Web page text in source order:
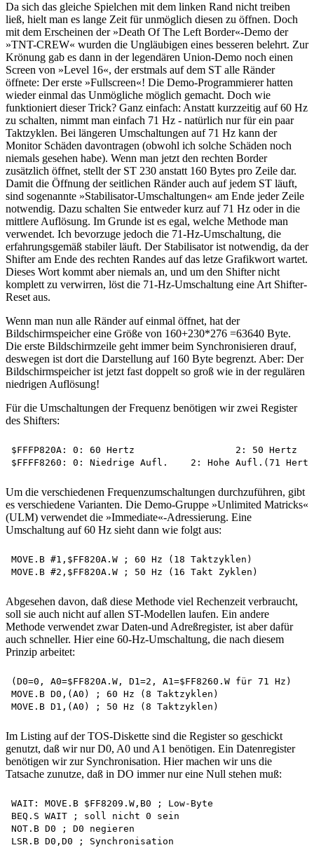
Da sich das gleiche Spielchen mit dem linken Rand nicht treiben
ließ, hielt man es lange Zeit für unmöglich diesen zu öffnen. Doch
mit dem Erscheinen der »Death Of The Left Border«-Demo der
»TNT-CREW« wurden die Ungläubigen eines besseren belehrt. Zur
Krönung gab es dann in der legendären Union-Demo noch einen
Screen von »Level 16«, der erstmals auf dem ST alle Ränder
öffnete: Der erste »Fullscreen«! Die Demo-Programmierer hatten
wieder einmal das Unmögliche möglich gemacht. Doch wie
funktioniert dieser Trick? Ganz einfach: Anstatt kurzzeitig auf 60 Hz
zu schalten, nimmt man einfach 71 Hz - natürlich nur für ein paar
Taktzyklen. Bei längeren Umschaltungen auf 71 Hz kann der
Monitor Schäden davontragen (obwohl ich solche Schäden noch
niemals gesehen habe). Wenn man jetzt den rechten Border
zusätzlich öffnet, stellt der ST 230 anstatt 160 Bytes pro Zeile dar.
Damit die Öffnung der seitlichen Ränder auch auf jedem ST läuft,
sind sogenannte »Stabilisator-Umschaltungen« am Ende jeder Zeile
notwendig. Dazu schalten Sie entweder kurz auf 71 Hz oder in die
mittlere Auflösung. Im Grunde ist es egal, welche Methode man
verwendet. Ich bevorzuge jedoch die 71-Hz-Umschaltung, die
erfahrungsgemäß stabiler läuft. Der Stabilisator ist notwendig, da der
Shifter am Ende des rechten Randes auf das letze Grafikwort wartet.
Dieses Wort kommt aber niemals an, und um den Shifter nicht
komplett zu verwirren, löst die 71-Hz-Umschaltung eine Art Shifter-
Reset aus.
Wenn man nun alle Ränder auf einmal öffnet, hat der
Bildschirmspeicher eine Größe von 160+230*276 =63640 Byte.
Die erste Bildschirmzeile geht immer beim Synchronisieren drauf,
deswegen ist dort die Darstellung auf 160 Byte begrenzt. Aber: Der
Bildschirmspeicher ist jetzt fast doppelt so groß wie in der regulären
niedrigen Auflösung!
Für die Umschaltungen der Frequenz benötigen wir zwei Register
des Shifters:
$FFFP820A: 0: 60 Hertz 			2: 50 Hertz
Um die verschiedenen Frequenzumschaltungen durchzuführen, gibt
es verschiedene Varianten. Die Demo-Gruppe »Unlimited Matricks«
(ULM) verwendet die »Immediate«-Adressierung. Eine
Umschaltung auf 60 Hz sieht dann wie folgt aus:
MOVE.B #1,$FF820A.W ; 60 Hz (18 Taktzyklen)
Abgesehen davon, daß diese Methode viel Rechenzeit verbraucht,
soll sie auch nicht auf allen ST-Modellen laufen. Ein andere
Methode verwendet zwar Daten-und Adreßregister, ist aber dafür
auch schneller. Hier eine 60-Hz-Umschaltung, die nach diesem
Prinzip arbeitet:
(D0=0, A0=$FF820A.W, D1=2, A1=$FF8260.W für 71 Hz)
MOVE.B D0,(A0) ; 60 Hz (8 Taktzyklen)
Im Listing auf der TOS-Diskette sind die Register so geschickt
genutzt, daß wir nur D0, A0 und A1 benötigen. Ein Datenregister
benötigen wir zur Synchronisation. Hier machen wir uns die
Tatsache zunutze, daß in DO immer nur eine Null stehen muß:
WAIT: MOVE.B $FF8209.W,B0 ; Low-Byte
BEQ.S WAIT ; soll nicht 0 sein
NOT.B D0 ; D0 negieren